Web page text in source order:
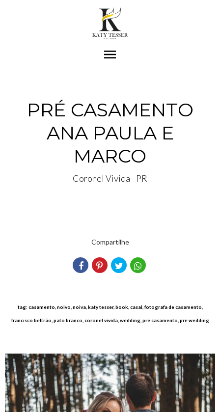
menu
PRÉ CASAMENTO
ANA PAULA E
MARCO
Coronel Vivida - PR
Compartilhe
tag: casamento, noivo, noiva, katy tesser, book, casal, fotografa de casamento,
francisco beltrão, pato branco, coronel vivida, wedding, pre casamento, pre wedding